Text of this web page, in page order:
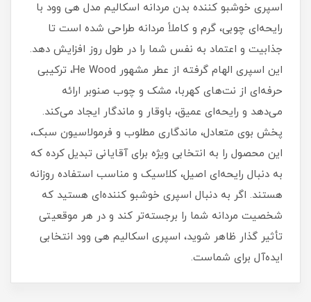
اسپری خوشبو کننده بدن مردانه اسکالیم مدل هی وود با
رایحه‌ای چوبی، گرم و کاملاً مردانه طراحی شده است تا
جذابیت و اعتماد به‌ نفس شما را در طول روز افزایش دهد.
این اسپری الهام‌ گرفته از عطر مشهور He Wood، ترکیبی
حرفه‌ای از نت‌های کهربا، مشک و چوب صنوبر ارائه
می‌دهد و رایحه‌ای عمیق، باوقار و ماندگار ایجاد می‌کند.
پخش بوی متعادل، ماندگاری مطلوب و فرمولاسیون سبک،
این محصول را به انتخابی ویژه برای آقایانی تبدیل کرده که
به دنبال رایحه‌ای اصیل، کلاسیک و مناسب استفاده روزانه
هستند. اگر به دنبال اسپری خوشبو کننده‌ای هستید که
شخصیت مردانه شما را برجسته‌تر کند و در هر موقعیتی
تأثیر گذار ظاهر شوید، اسپری اسکالیم هی وود انتخابی
ایده‌آل برای شماست.